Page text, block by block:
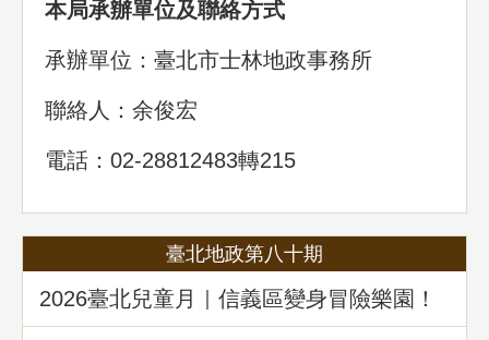
本局承辦單位及聯絡方式
承辦單位：臺北市士林地政事務所
聯絡人：余俊宏
電話：02-28812483轉215
臺北地政第八十期
2026臺北兒童月｜信義區變身冒險樂園！
地政局邀你解鎖《Once in Taipei》拿好禮